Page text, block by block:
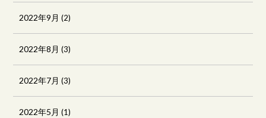
2022年9月 (2)
2022年8月 (3)
2022年7月 (3)
2022年5月 (1)